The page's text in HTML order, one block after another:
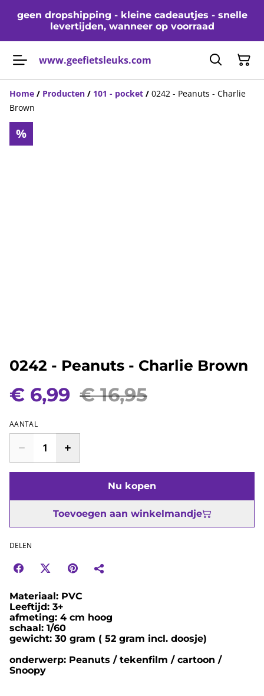
geen dropshipping - kleine cadeautjes - snelle
levertijden, wanneer op voorraad
www.geefietsleuks.com
Home / Producten / 101 - pocket / 0242 - Peanuts - Charlie
Brown
%
0242 - Peanuts - Charlie Brown
€ 6,99 € 16,95
AANTAL
Nu kopen
Toevoegen aan winkelmandje
DELEN
Materiaal: PVC
Leeftijd: 3+
afmeting: 4 cm hoog
schaal: 1/60
gewicht: 30 gram ( 52 gram incl. doosje)
onderwerp: Peanuts / tekenfilm / cartoon /
Snoopy